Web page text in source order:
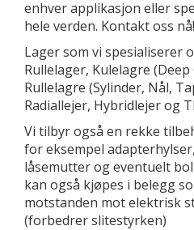
enhver applikasjon eller
hele verden. Kontakt oss nå!
Lager som vi spesialiserer
Rullelager, Kulelagre
Rullelagre (Sylinder, Nål,
Radiallejer, Hybridlejer og
Vi tilbyr også en rekke
for eksempel
låsemutter og eventuelt
kan også kjøpes i belegg
motstanden mot elektrisk
(forbedrer slitestyrken)